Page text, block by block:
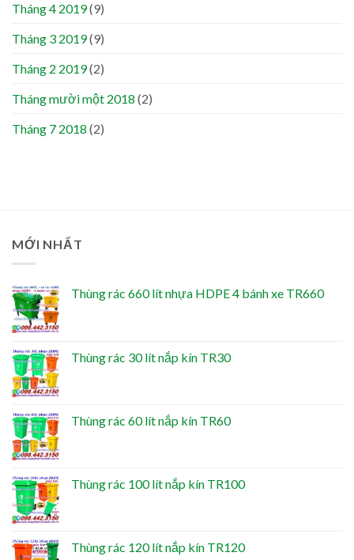
Tháng 4 2019(9)
Tháng 3 2019(9)
Tháng 2 2019(2)
Tháng mười một 2018 (2)
Tháng 7 2018 (2)
MỚI NHẤT
Thùng rác 660 lít nhựa HDPE 4 bánh xe TR660
Thùng rác 30 lít nắp kín TR30
Thùng rác 60 lít nắp kín TR60
Thùng rác 100 lít nắp kín TR100
Thùng rác 120 lít nắp kín TR120